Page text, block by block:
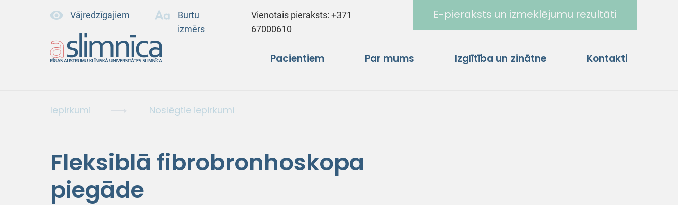
Vājredzīgajiem
Burtu
izmērs
Vienotais pieraksts:+371
67000610
E-pieraksts un izmeklējumu rezultāti
Pacientiem Par mums Izglītība un zinātne Kontakti
Iepirkumi Noslēgtie iepirkumi
Fleksiblā fibrobronhoskopa
piegāde